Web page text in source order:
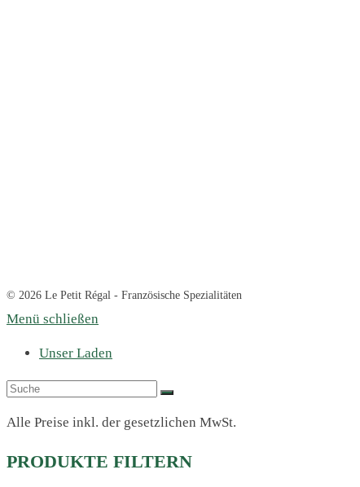
© 2026 Le Petit Régal - Französische Spezialitäten
Menü schließen
Unser Laden
Alle Preise inkl. der gesetzlichen MwSt.
PRODUKTE FILTERN